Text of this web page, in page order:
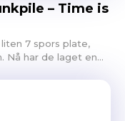
– Time is
7 spors plate,
har de laget en...